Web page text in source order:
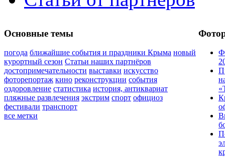
Основные темы
погода ближайшие события и праздники Крыма новый
курортный сезон Статьи наших партнёров
достопримечательности выставки искусство
фоторепортаж кино реконструкции события
оздоровление статистика история, антиквариат
пляжные развлечения экстрим спорт официоз
фестивали транспорт
все метки